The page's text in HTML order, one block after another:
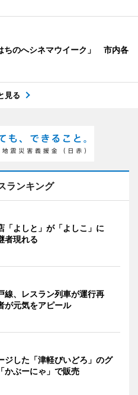
ちのへシネマウイーク」 市内各
見る
ランキング
「よしと」が「よしこ」に
者現れる
線、レスラン列車が運行再
元気をアピール
ジした「津軽びいどろ」のグ
ぶーにゃ」で販売